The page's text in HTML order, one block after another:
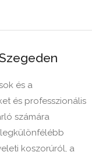
és a
és professzionális
számára
koszorúról, a